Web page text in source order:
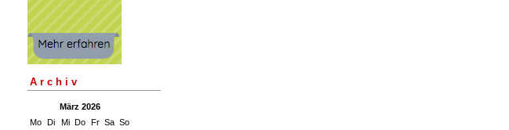
Archiv
März 2026
Mo Di Mi Do Fr Sa So